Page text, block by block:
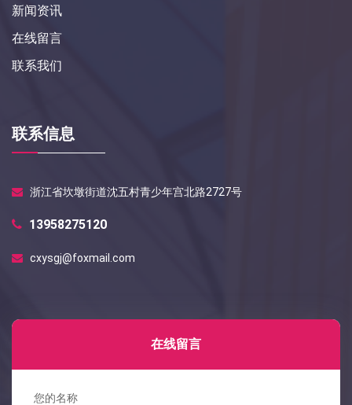
新闻资讯
在线留言
联系我们
联系信息
浙江省坎墩街道沈五村青少年宫北路2727号
13958275120
cxysgj@foxmail.com
在线留言
您的名称